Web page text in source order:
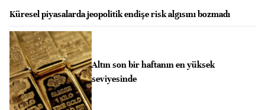
Küresel piyasalarda jeopolitik endişe risk algısını bozmadı
Altın son bir haftanın en yüksek
seviyesinde